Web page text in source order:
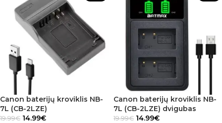
Canon baterijų kroviklis NB-
7L (CB-2LZE)
19.99€ 14.99€
Canon baterijų kroviklis NB-
7L (CB-2LZE) dvigubas
19.99€ 14.99€